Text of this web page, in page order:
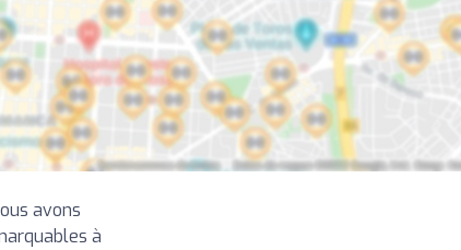
avons
à